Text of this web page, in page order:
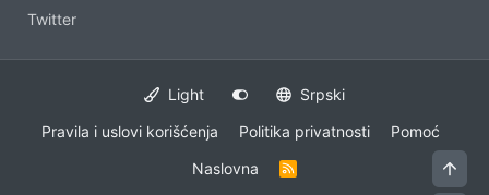
Twitter
Light
Srpski
Pravila i uslovi korišćenja
Politika privatnosti
Pomoć
Naslovna
R